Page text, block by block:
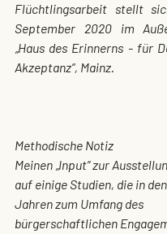
Flüchtlingsarbeit stellt
September 2020 im
„Haus des Erinnerns - für
Akzeptanz“, Mainz.
Methodische Notiz
Meinen „Input“ zur
auf einige Studien, die in
Jahren zum Umfang des
bürgerschaftlichen